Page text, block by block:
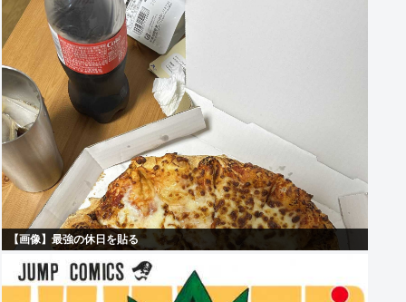
【画像】最強の休日を貼る